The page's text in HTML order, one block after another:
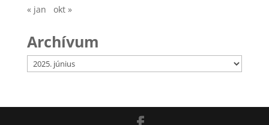
« jan
okt »
Archívum
Archívum